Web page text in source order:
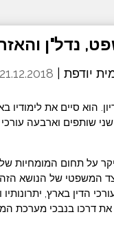
יודפת | 21.12.2018
שותפים וארבעה
על תחום המומחיות
של הנושא הזה,
הדין בארץ,
את דרכו בנבכי מערכת